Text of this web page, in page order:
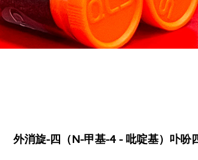
外消旋-四（N-甲基-4 - 吡啶基）卟吩